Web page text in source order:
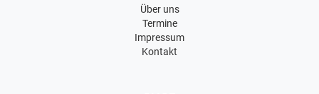
Über uns
Termine
Impressum
Kontakt